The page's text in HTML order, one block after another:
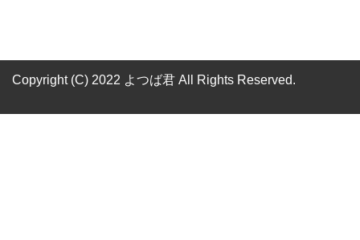
Copyright (C) 2022 よつば君 All Rights Reserved.